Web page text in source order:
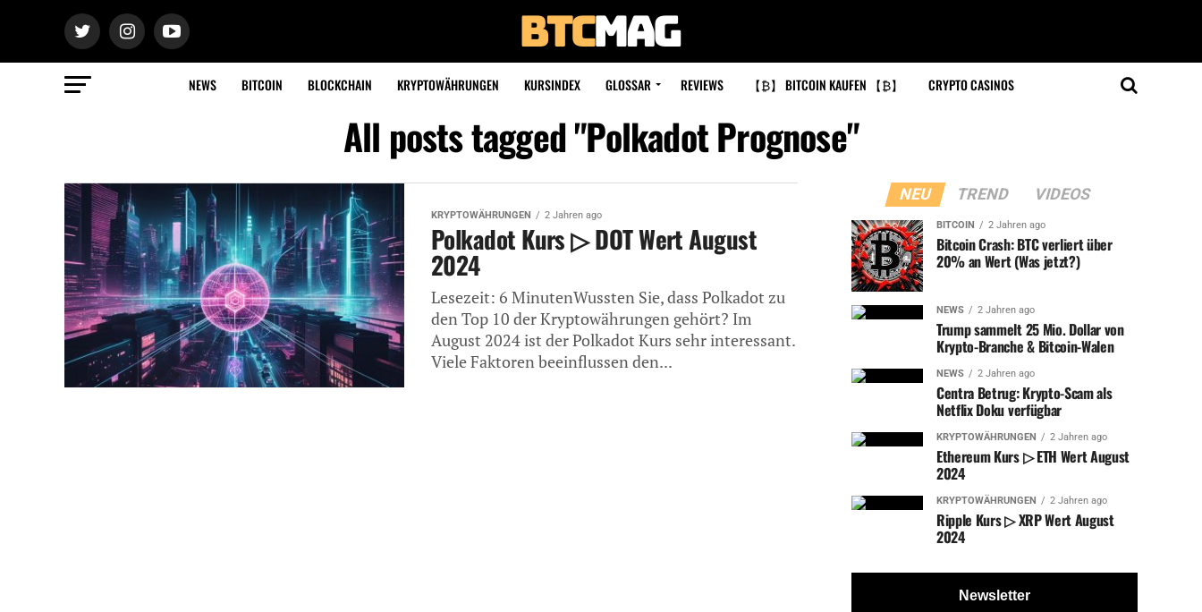
NEWS BITCOIN BLOCKCHAIN KRYPTOWÄHRUNGEN KURSINDEX GLOSSAR REVIEWS 【₿】 BITCOIN KAUFEN 【₿】 CRYPTO CASINOS
All posts tagged "Polkadot Prognose"
KRYPTOWÄHRUNGEN 2 Jahren ago
Polkadot Kurs ▷ DOT Wert August
2024
Lesezeit: 6 MinutenWussten Sie, dass Polkadot zu
den Top 10 der Kryptowährungen gehört? Im
August 2024 ist der Polkadot Kurs sehr interessant.
Viele Faktoren beeinflussen den...
NEU TREND VIDEOS
BITCOIN 2 Jahren ago
Bitcoin Crash: BTC verliert über
20% an Wert (Was jetzt?)
NEWS 2 Jahren ago
Trump sammelt 25 Mio. Dollar von
Krypto-Branche & Bitcoin-Walen
NEWS 2 Jahren ago
Centra Betrug: Krypto-Scam als
Netflix Doku verfügbar
KRYPTOWÄHRUNGEN 2 Jahren ago
Ethereum Kurs ▷ ETH Wert August
2024
KRYPTOWÄHRUNGEN 2 Jahren ago
Ripple Kurs ▷ XRP Wert August
2024
Newsletter